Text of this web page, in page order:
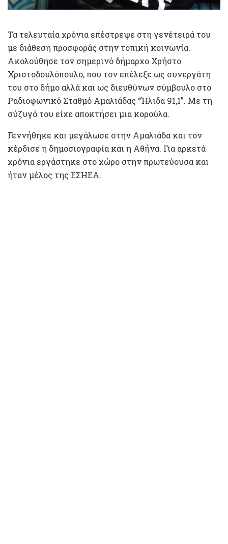
Τα τελευταία χρόνια επέστρεψε στη γενέτειρά του
με διάθεση προσφοράς στην τοπική κοινωνία.
Ακολούθησε τον σημερινό δήμαρχο Χρήστο
Χριστοδουλόπουλο, που τον επέλεξε ως συνεργάτη
του στο δήμο αλλά και ως διευθύνων σύμβουλο στο
Ραδιοφωνικό Σταθμό Αμαλιάδας “Ήλιδα 91,1”. Με τη
σύζυγό του είχε αποκτήσει μια κορούλα.
Γεννήθηκε και μεγάλωσε στην Αμαλιάδα και τον
κέρδισε η δημοσιογραφία και η Αθήνα. Για αρκετά
χρόνια εργάστηκε στο χώρο στην πρωτεύουσα και
ήταν μέλος της ΕΣΗΕΑ.